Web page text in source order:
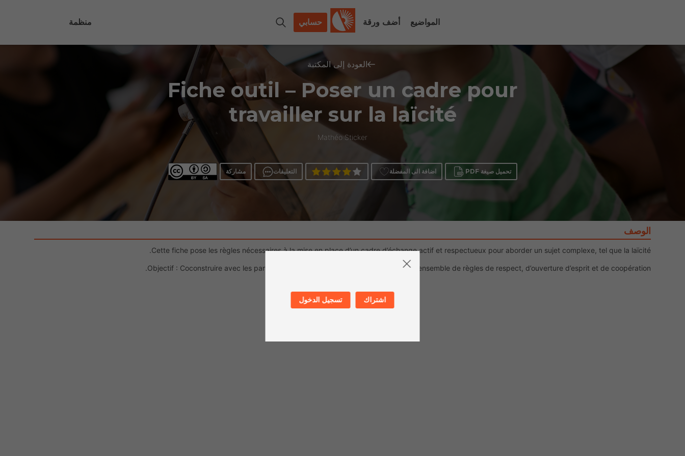
المواضيع أضف ورقة حسابي منظمة
العودة إلى المكتبة
Fiche outil – Poser un cadre pour
travailler sur la laïcité
Mathéo Sticker
تحميل صيغة PDF اضافة الى المفضلة التعليقات مشاركة
الوصف
Cette fiche pose les règles nécessaires à la mise en place d’un cadre d’échange actif et respectueux pour aborder un sujet complexe, tel que la laïcité.
Objectif : Coconstruire avec les participant.e.s le cadre de l’activité en posant un ensemble de règles de respect, d’ouverture d’esprit et de coopération.
اشتراك تسجيل الدخول